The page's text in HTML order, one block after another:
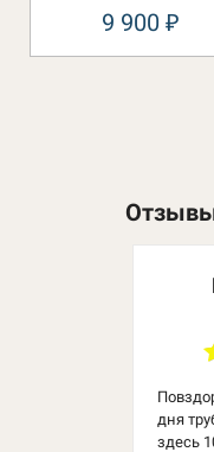
9 900 ₽
дня
здесь